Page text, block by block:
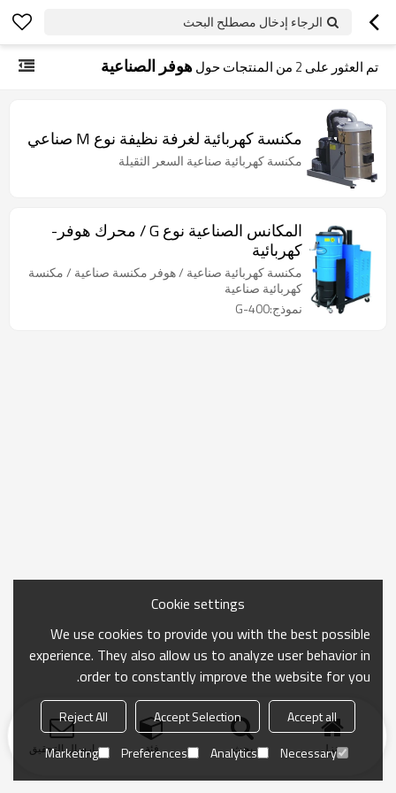
الرجاء إدخال مصطلح البحث
تم العثور على 2 من المنتجات حولهوفر الصناعية
مكنسة كهربائية لغرفة نظيفة نوع M صناعي
مكنسة كهربائية صناعية السعر الثقيلة
المكانس الصناعية نوع G / محرك هوفر-
كهربائية
مكنسة كهربائية صناعية / هوفر مكنسة صناعية / مكنسة
كهربائية صناعية
نموذج:G-400
منزل بحث فئة ارسال التحقيق
Cookie settings
We use cookies to provide you with the best possible
experience. They also allow us to analyze user behavior in
order to constantly improve the website for you.
Accept all
Accept Selection
Reject All
Necessary
Analytics
Preferences
Marketing